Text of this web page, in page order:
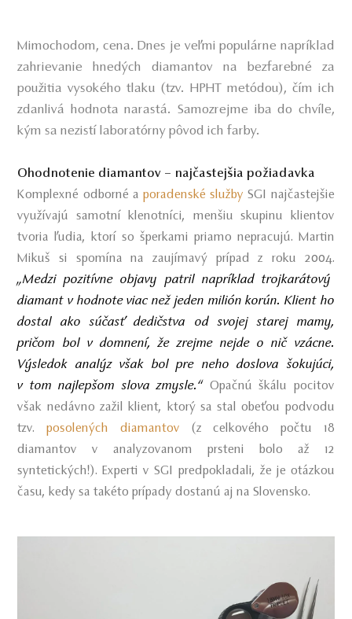
Mimochodom, cena. Dnes je veľmi populárne napríklad
zahrievanie hnedých diamantov na bezfarebné za
použitia vysokého tlaku (tzv. HPHT metódou), čím ich
zdanlivá hodnota narastá. Samozrejme iba do chvíle,
kým sa nezistí laboratórny pôvod ich farby.
Ohodnotenie diamantov – najčastejšia požiadavka
Komplexné odborné a poradenské služby SGI najčastejšie
využívajú samotní klenotníci, menšiu skupinu klientov
tvoria ľudia, ktorí so šperkami priamo nepracujú. Martin
Mikuš si spomína na zaujímavý prípad z roku 2004.
„Medzi pozitívne objavy patril napríklad trojkarátový
diamant v hodnote viac než jeden milión korún. Klient ho
dostal ako súčasť dedičstva od svojej starej mamy,
pričom bol v domnení, že zrejme nejde o nič vzácne.
Výsledok analýz však bol pre neho doslova šokujúci,
v tom najlepšom slova zmysle.“ Opačnú škálu pocitov
však nedávno zažil klient, ktorý sa stal obeťou podvodu
tzv.posolených diamantov (z celkového počtu 18
diamantov v analyzovanom prsteni bolo až 12
syntetických!). Experti v SGI predpokladali, že je otázkou
času, kedy sa takéto prípady dostanú aj na Slovensko.